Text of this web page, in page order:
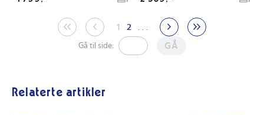
1 2
Gå til side: GÅ
Relaterte artikler